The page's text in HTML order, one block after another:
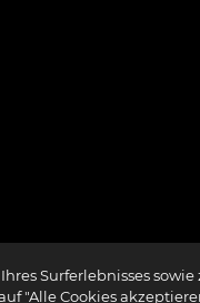
Surferlebnisses sowie
"Alle Cookies